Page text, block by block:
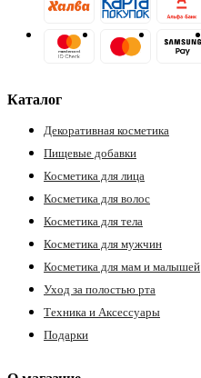
Каталог
Декоративная косметика
Пищевые добавки
Косметика для лица
Косметика для волос
Косметика для тела
Косметика для мужчин
Косметика для мам и малышей
Уход за полостью рта
Техника и Аксессуары
Подарки